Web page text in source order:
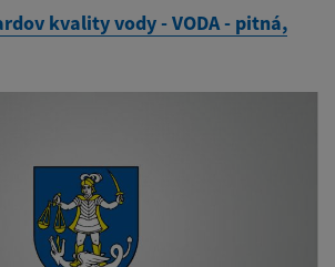
kvality vody - VODA - pitná,